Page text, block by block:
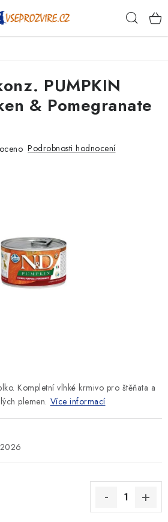
Kompletní vlhké krmivo pro štěňata a
plemen. Více informací
PUMPKIN
& Pomegranate
Podrobnosti hodnocení